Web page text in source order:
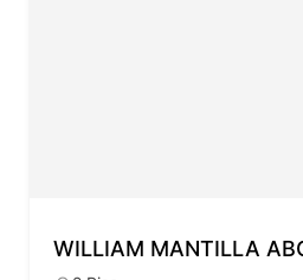
WILLIAM MANTILLA